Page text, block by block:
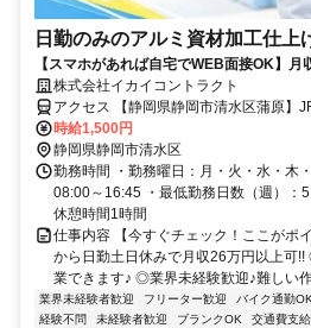
日勤のみのアルミ資材加工仕上
【スマホがあれば自宅でWEB面接OK】
ート◎資格取得支援でスキルUPできる★
株式会社イカイコントラクト
アクセス 【静岡県静岡市清水区蒲原】
市立蒲原中学校から徒歩約5分
時給1,500円
静岡県静岡市清水区
勤務時間 ・勤務曜日：月・火・水・木
08:00～16:45 ・最低勤務日数（週）：
休憩時間1時間
仕事内容 【今すぐチェック！ここが
から日勤土日休みで月収26万円以上可
業できます♪ ◎業界未経験歓迎♪難しい
業界未経験者歓迎 フリーター歓迎 バイク通勤OK
経験不問
未経験者歓迎 ブランクOK 交通費支給